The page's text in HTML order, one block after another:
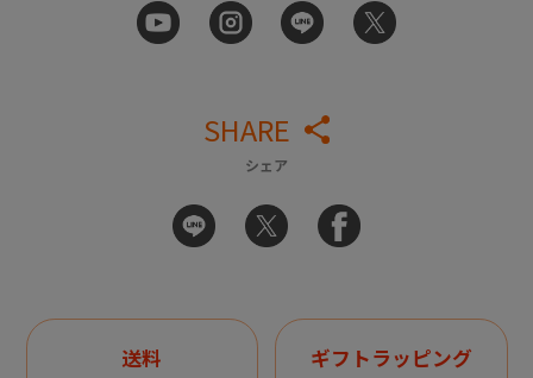
SHARE
シェア
送料 ギフトラッピング